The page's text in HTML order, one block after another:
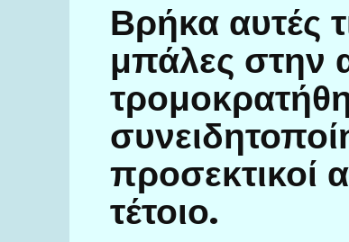
Βρήκα αυτές
μπάλες στην
προσεκτικοί
τέτοιο.